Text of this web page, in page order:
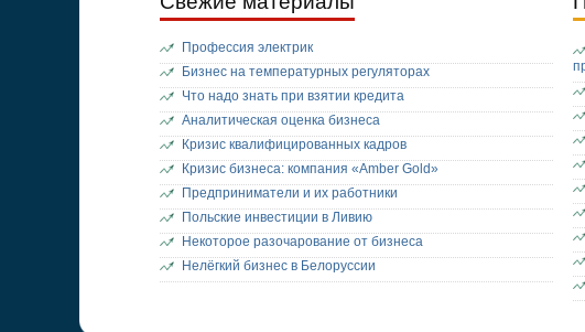
Профессия электрик
Бизнес на температурных регуляторах
Что надо знать при взятии кредита
Аналитическая оценка бизнеса
Кризис квалифицированных кадров
Кризис бизнеса: компания «Amber Gold»
Предприниматели и их работники
Польские инвестиции в Ливию
Некоторое разочарование от бизнеса
Нелёгкий бизнес в Белоруссии